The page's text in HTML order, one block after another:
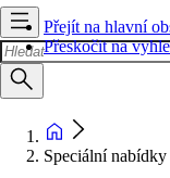
Přejít na hlavní
Přeskočit na
Speciální nabídky